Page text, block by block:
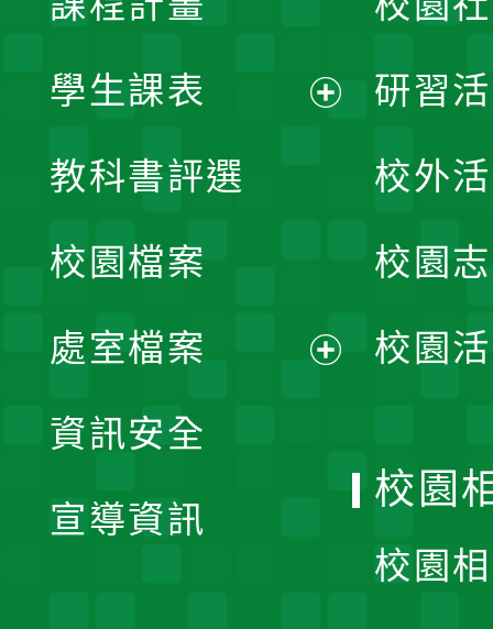
學生課表
單
教科書評選
校園檔案
處室檔案
資訊安全
宣導資訊
研習
校外
校園
校園
校園
校園